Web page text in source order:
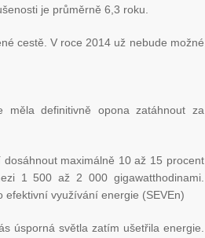
je průměrně 6,3 roku.
cestě. V roce 2014 už nebude možné
definitivně opona zatáhnout za
maximálně 10 až 15 procent
1 500 až 2 000 gigawatthodinami.
efektivní využívání energie (SEVEn)
úsporná světla zatím ušetřila energie.